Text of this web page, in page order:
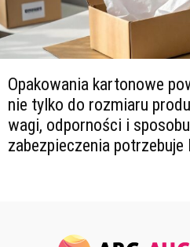
Opakowania kartonowe
nie tylko do rozmiaru
wagi, odporności i
zabezpieczenia potrzebuje